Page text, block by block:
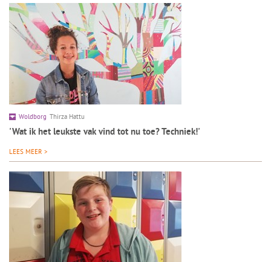
Woldborg Thirza Hattu
'Wat ik het leukste vak vind tot nu toe? Techniek!'
LEES MEER >